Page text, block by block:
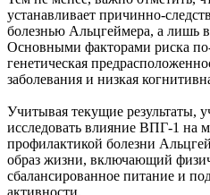
устанавливает причинно-
болезнью Альцгеймера, а лишь
Основными факторами риска
генетическая
заболевания и низкая
Учитывая текущие результаты,
исследовать влияние ВПГ-1 на
профилактикой болезни
образ жизни, включающий
сбалансированное питание и
активности.